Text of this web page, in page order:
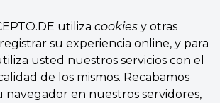
utiliza cookies y otras
su experiencia online, y para
usted nuestros servicios con el
de los mismos. Recabamos
navegador en nuestros servidores,